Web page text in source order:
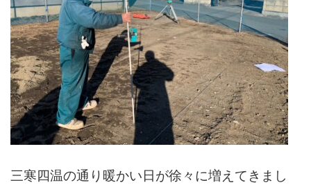
三寒四温の通り暖かい日が徐々に増えてきまし